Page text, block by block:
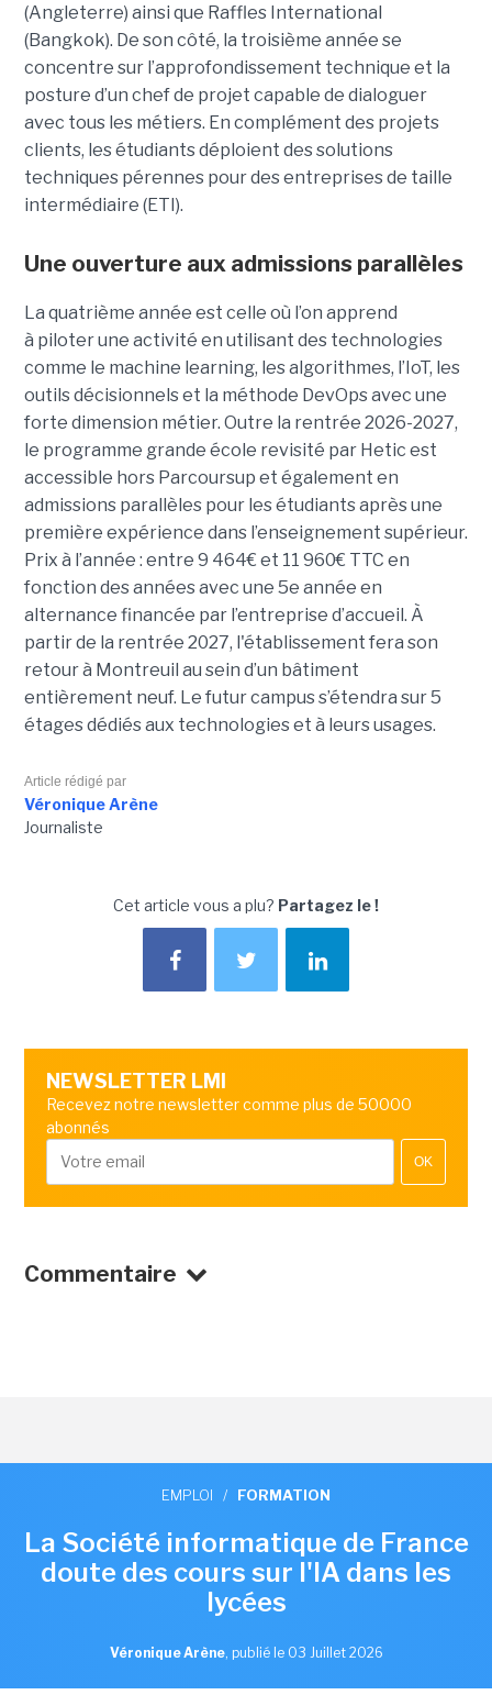
(Angleterre) ainsi que Raffles International
(Bangkok). De son côté, la troisième année se
concentre sur l’approfondissement technique et la
posture d’un chef de projet capable de dialoguer
avec tous les métiers. En complément des projets
clients, les étudiants déploient des solutions
techniques pérennes pour des entreprises de taille
intermédiaire (ETI).
Une ouverture aux admissions parallèles
La quatrième année est celle où l’on apprend
à piloter une activité en utilisant des technologies
comme le machine learning, les algorithmes, l’IoT, les
outils décisionnels et la méthode DevOps avec une
forte dimension métier. Outre la rentrée 2026-2027,
le programme grande école revisité par Hetic est
accessible hors Parcoursup et également en
admissions parallèles pour les étudiants après une
première expérience dans l’enseignement supérieur.
Prix à l’année : entre 9 464€ et 11 960€ TTC en
fonction des années avec une 5e année en
alternance financée par l’entreprise d’accueil. À
partir de la rentrée 2027, l'établissement fera son
retour à Montreuil au sein d’un bâtiment
entièrement neuf. Le futur campus s’étendra sur 5
étages dédiés aux technologies et à leurs usages.
Article rédigé par
Véronique Arène
Journaliste
Cet article vous a plu? Partagez le !
NEWSLETTER LMI
Recevez notre newsletter comme plus de 50000
abonnés
OK
Commentaire
EMPLOI / FORMATION
La Société informatique de France
doute des cours sur l'IA dans les
lycées
Véronique Arène, publié le 03 Juillet 2026